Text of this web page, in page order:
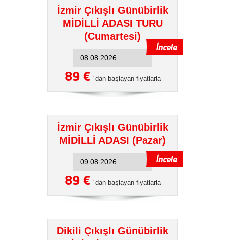
İzmir Çıkışlı Günübirlik
MİDİLLİ ADASI TURU
(Cumartesi)
89 € ´dan başlayan fiyatlarla
İzmir Çıkışlı Günübirlik
MİDİLLİ ADASI (Pazar)
89 € ´dan başlayan fiyatlarla
Dikili Çıkışlı Günübirlik